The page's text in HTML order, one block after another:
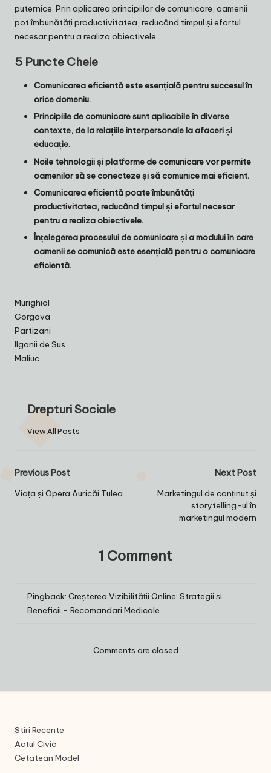
puternice. Prin aplicarea principiilor de comunicare, oamenii
pot îmbunătăți productivitatea, reducând timpul și efortul
necesar pentru a realiza obiectivele.
5 Puncte Cheie
Comunicarea eficientă este esențială pentru succesul în
orice domeniu.
Principiile de comunicare sunt aplicabile în diverse
contexte, de la relațiile interpersonale la afaceri și
educație.
Noile tehnologii și platforme de comunicare vor permite
oamenilor să se conecteze și să comunice mai eficient.
Comunicarea eficientă poate îmbunătăți
productivitatea, reducând timpul și efortul necesar
pentru a realiza obiectivele.
Înțelegerea procesului de comunicare și a modului în care
oamenii se comunică este esențială pentru o comunicare
eficientă.
Murighiol
Gorgova
Partizani
Ilganii de Sus
Maliuc
Drepturi Sociale
View All Posts
Post
navigation
Previous Post
Viața și Opera Auricăi Tulea
Next Post
Marketingul de conținut și
storytelling-ul în
marketingul modern
1 Comment
Pingback: Creșterea Vizibilității Online: Strategii și
Beneficii - Recomandari Medicale
Comments are closed
Stiri Recente
Actul Civic
Cetatean Model